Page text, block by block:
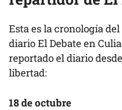
Esta es la cronología del
diario El Debate en
reportado el diario
libertad:
18 de octubre